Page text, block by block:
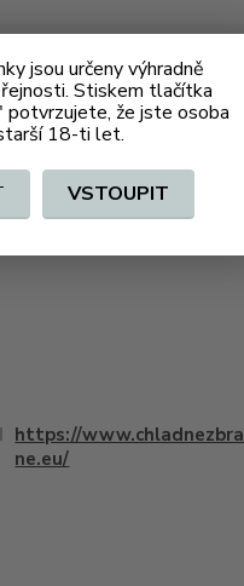
jsou určeny výhradně
Stiskem tlačítka
že jste osoba
18-ti let.
VSTOUPIT
Hledat
https://www.chladnezbra
ne.eu/